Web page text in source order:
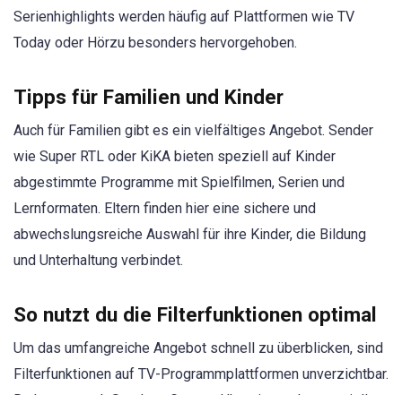
Serienhighlights werden häufig auf Plattformen wie TV
Today oder Hörzu besonders hervorgehoben.
Tipps für Familien und Kinder
Auch für Familien gibt es ein vielfältiges Angebot. Sender
wie Super RTL oder KiKA bieten speziell auf Kinder
abgestimmte Programme mit Spielfilmen, Serien und
Lernformaten. Eltern finden hier eine sichere und
abwechslungsreiche Auswahl für ihre Kinder, die Bildung
und Unterhaltung verbindet.
So nutzt du die Filterfunktionen optimal
Um das umfangreiche Angebot schnell zu überblicken, sind
Filterfunktionen auf TV-Programmplattformen unverzichtbar.